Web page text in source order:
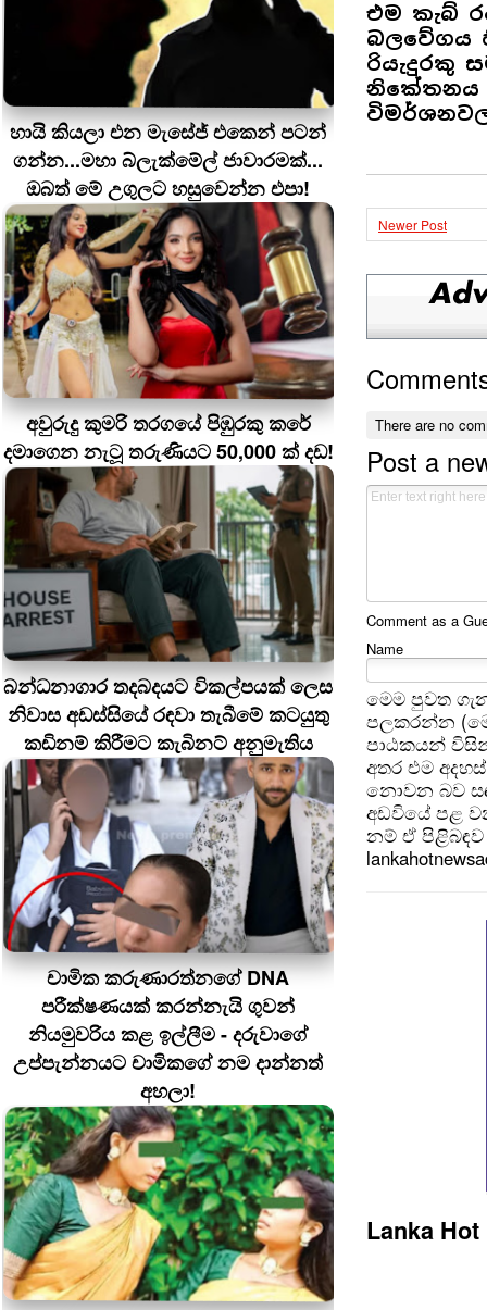
හායි කියලා එන මැසේජ් එකෙන් පටන්
ගන්න...මහා බ්ලැක්මේල් ජාවාරමක්...
ඔබත් මේ උගුලට හසුවෙන්න එපා!
අවුරුදු කුමරි තරගයේ පිඹුරකු කරේ
දමාගෙන නැටූ තරුණියට 50,000 ක් දඩ!
බන්ධනාගාර තදබදයට විකල්පයක් ලෙස
නිවාස අඩස්සියේ රඳවා තැබීමේ කටයුතු
කඩිනම් කිරීමට කැබිනට් අනුමැතිය
චාමික කරුණාරත්නගේ DNA
පරීක්ෂණයක් කරන්නැයි ගුවන්
නියමුවරිය කළ ඉල්ලීම - දරුවාගේ
උප්පැන්නයට චාමිකගේ නම දාන්නත්
අහලා!
එම කැබ්
බලවේගය
රියැදුරකු
නිකේතනය
Newer Post
There are no
Post a
Comment as a
Name
මෙම පුවත
පලකරන්න
පාඨකයන්
අතර එම
නොවන බව
අඩවියේ පළ
නම් ඒ පිළිබඳව
Lanka